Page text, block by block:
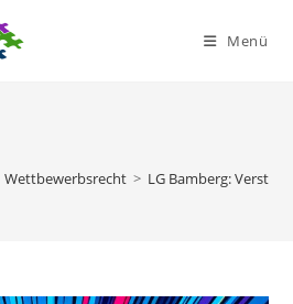
Menü
Wettbewerbsrecht > LG Bamberg: